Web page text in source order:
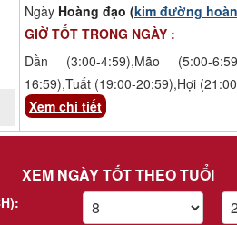
Ngày Hoàng đạo (kim đường
GIỜ TỐT TRONG NGÀY :
Dần (3:00-4:59),Mão (5:00-
16:59),Tuất (19:00-20:59),Hợi
Xem chi tiết
XEM NGÀY TỐT THEO TUỔI